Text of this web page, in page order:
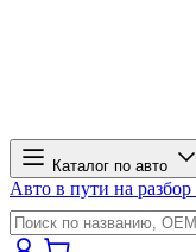
Каталог по авто
Авто в пути на разбор